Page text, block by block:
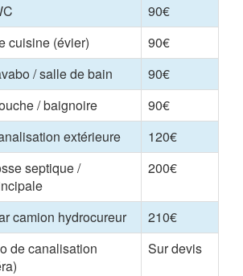
90€
cuisine (évier)
90€
/ salle de bain
90€
/ baignoire
90€
extérieure
120€
septique /
200€
camion hydrocureur
210€
de canalisation
Sur devis